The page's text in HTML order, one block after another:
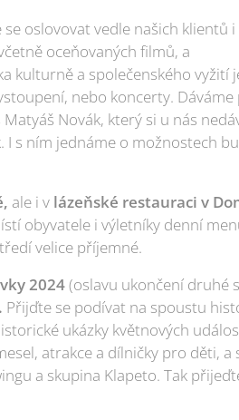
se oslovovat vedle našich klientů i
oceňovaných filmů, a
kulturně a společenského vyžití
nebo koncerty.
Novák, který si u nás
s ním jednáme o možnostech
ale i v lázeňské restauraci v
obyvatele i výletníky denní
velice příjemné.
2024(oslavu ukončení druhé
Přijďte se podívat na spoustu
ukázky květnových
atrakce a dílničky pro děti, a
a skupina Klapeto. Tak